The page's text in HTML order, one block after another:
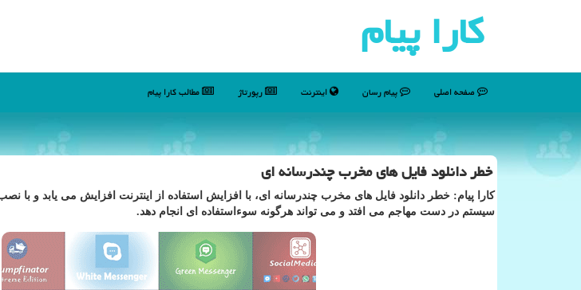
كارا پیام
صفحه اصلی پیام رسان اینترنت رپورتاژ مطالب كارا پیام
خطر دانلود فایل های مخرب چندرسانه ای
كارا پیام: خطر دانلود فایل های مخرب چندرسانه ای، با افزایش استفاده از اینترنت افزایش می یابد و با
سیستم در دست مهاجم می افتد و می تواند هرگونه سوءاستفاده ای انجام دهد.